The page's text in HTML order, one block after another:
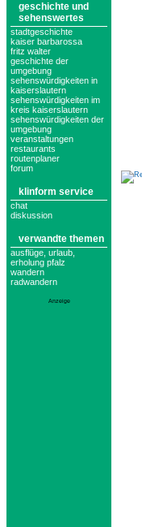
geschichte und
sehenswertes
stadtgeschichte
kaiser barbarossa
fritz walter
geschichte der
umgebung
sehenswürdigkeiten in
kaiserslautern
sehenswürdigkeiten im
kreis kaiserslautern
sehenswürdigkeiten der
umgebung
veranstaltungen
restaurants
routenplaner
forum
klinform service
chat
diskussion
verwandte themen
ausflüge, urlaub,
erholung pfalz
wandern
radwandern
Anzeige